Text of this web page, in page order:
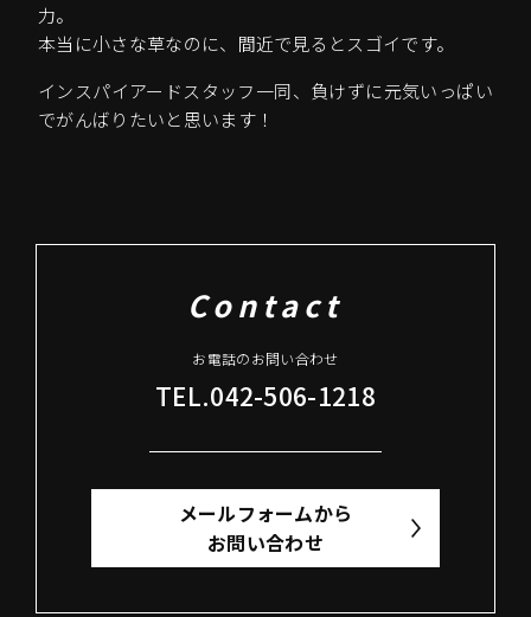
力。
本当に小さな草なのに、間近で見るとスゴイです。
インスパイアードスタッフ一同、負けずに元気いっぱい
でがんばりたいと思います！
Contact
お電話のお問い合わせ
TEL.042-506-1218
メールフォームから
お問い合わせ